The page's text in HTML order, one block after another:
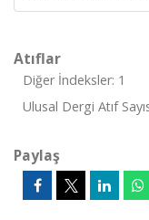
Atıflar
Diğer İndeksler: 1
Ulusal Dergi Atıf
Paylaş